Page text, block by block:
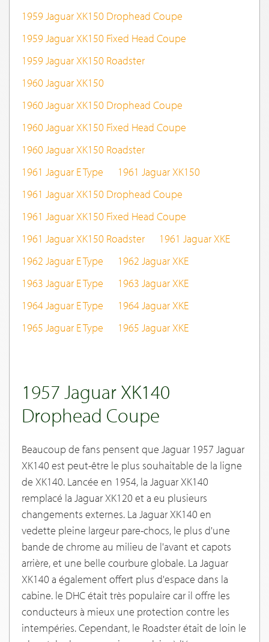
1959 Jaguar XK150 Drophead Coupe
1959 Jaguar XK150 Fixed Head Coupe
1959 Jaguar XK150 Roadster
1960 Jaguar XK150
1960 Jaguar XK150 Drophead Coupe
1960 Jaguar XK150 Fixed Head Coupe
1960 Jaguar XK150 Roadster
1961 Jaguar E Type
1961 Jaguar XK150
1961 Jaguar XK150 Drophead Coupe
1961 Jaguar XK150 Fixed Head Coupe
1961 Jaguar XK150 Roadster
1961 Jaguar XKE
1962 Jaguar E Type
1962 Jaguar XKE
1963 Jaguar E Type
1963 Jaguar XKE
1964 Jaguar E Type
1964 Jaguar XKE
1965 Jaguar E Type
1965 Jaguar XKE
1957 Jaguar XK140
Drophead Coupe
Beaucoup de fans pensent que Jaguar 1957 Jaguar
XK140 est peut-être le plus souhaitable de la ligne
de XK140. Lancée en 1954, la Jaguar XK140
remplacé la Jaguar XK120 et a eu plusieurs
changements externes. La Jaguar XK140 en
vedette pleine largeur pare-chocs, le plus d'une
bande de chrome au milieu de l'avant et capots
arrière, et une belle courbure globale. La Jaguar
XK140 a également offert plus d'espace dans la
cabine. le DHC était très populaire car il offre les
conducteurs à mieux une protection contre les
intempéries. Cependant, le Roadster était de loin le